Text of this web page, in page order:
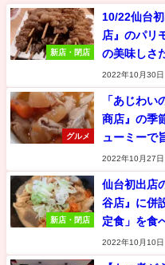
新店・閉店
10/22仙台
店』のパリ
の美味しさ
2022年10月30日
グルメ
「あじわい
商店』の季
ューミーで
2022年10月27日
新店・閉店
仙台初出店
谷店』に併
定食」を食
2022年10月10日